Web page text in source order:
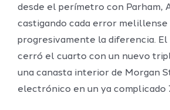
desde el perímetro con Parham,
castigando cada error melillense
progresivamente la diferencia. El
cerró el cuarto con un nuevo
una canasta interior de Morgan
electrónico en un ya complicado